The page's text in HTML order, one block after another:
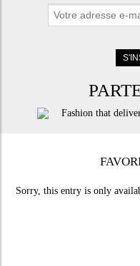
Sorry, this entry is only